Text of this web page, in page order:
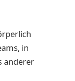
in
anderer